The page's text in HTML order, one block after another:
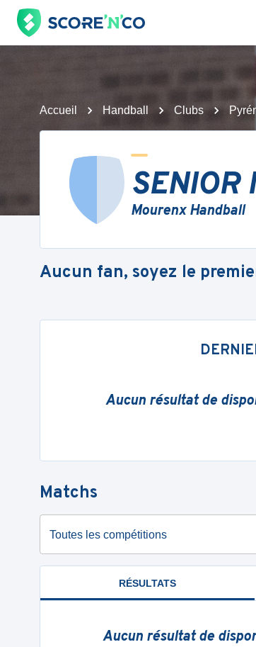
Accueil Handball Clubs
SENIOR
Mourenx Handball
Aucun fan, soyez le
Aucun résultat de
Matchs
Toutes les compétitions
RÉSULTATS
Aucun résultat de